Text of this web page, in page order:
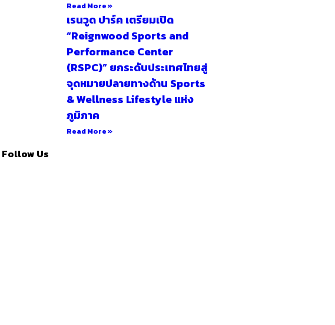
Read More »
เรนวูด ปาร์ค เตรียมเปิด
“Reignwood Sports and
Performance Center
(RSPC)” ยกระดับประเทศไทยสู่
จุดหมายปลายทางด้าน Sports
& Wellness Lifestyle แห่ง
ภูมิภาค
Read More »
Follow Us